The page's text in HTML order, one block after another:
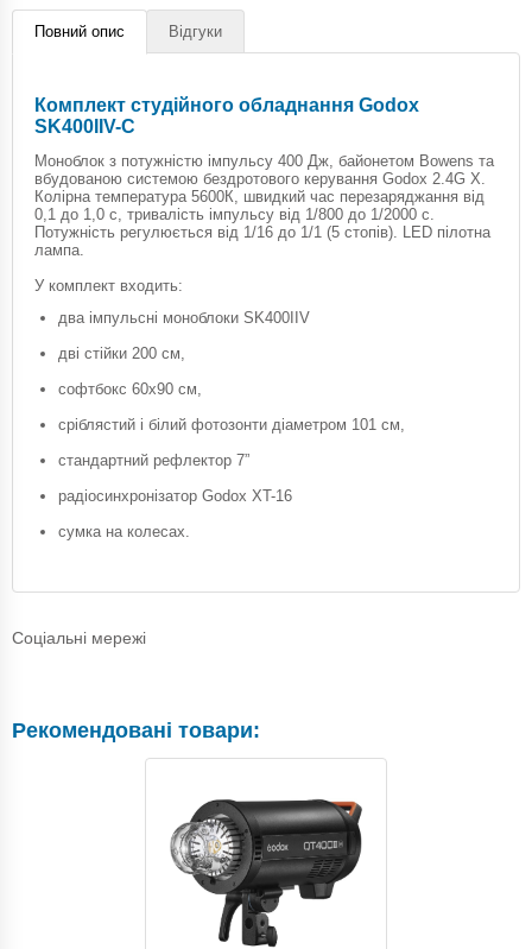
Повний опис Відгуки
Комплект студійного обладнання Godox
SK400IIV-C
Моноблок з потужністю імпульсу 400 Дж, байонетом Bowens та
вбудованою системою бездротового керування Godox 2.4G X.
Колірна температура 5600К, швидкий час перезаряджання від
0,1 до 1,0 с, тривалість імпульсу від 1/800 до 1/2000 с.
Потужність регулюється від 1/16 до 1/1 (5 стопів). LED пілотна
лампа.
У комплект входить:
два імпульсні моноблоки SK400IIV
дві стійки 200 см,
софтбокс 60х90 см,
сріблястий і білий фотозонти діаметром 101 см,
стандартний рефлектор 7”
радіосинхронізатор Godox XT-16
сумка на колесах.
Соціальні мережі
Рекомендовані товари: